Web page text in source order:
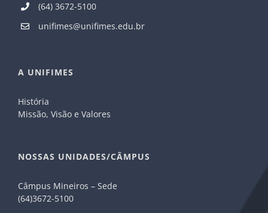
(64) 3672-5100
unifimes@unifimes.edu.br
A UNIFIMES
História
Missão, Visão e Valores
NOSSAS UNIDADES/CÂMPUS
Câmpus Mineiros – Sede
(64)3672-5100